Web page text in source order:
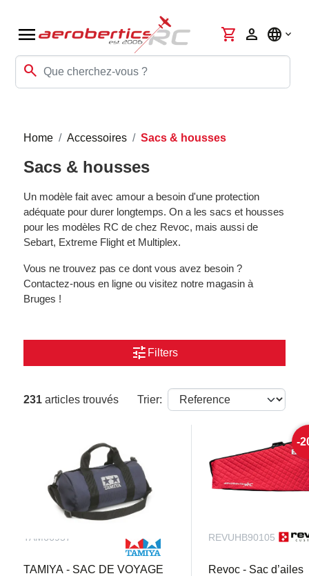
menu
search
shopping_cart person language
Home Accessoires Sacs & housses
Sacs & housses
Un modèle fait avec amour a besoin d'une protection
adéquate pour durer longtemps. On a les sacs et housses
pour les modèles RC de chez Revoc, mais aussi de
Sebart, Extreme Flight et Multiplex.
Vous ne trouvez pas ce dont vous avez besoin ?
Contactez-nous en ligne ou visitez notre magasin à
Bruges !
tune Filters
231 articles trouvés Trier:
TAM66957
TAMIYA - SAC DE VOYAGE
-
REVUHB90105
Revoc - Sac d’ailes